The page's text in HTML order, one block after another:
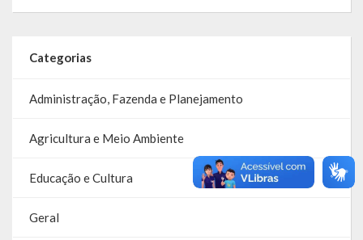
Categorias
Administração, Fazenda e Planejamento
Agricultura e Meio Ambiente
Educação e Cultura
Geral